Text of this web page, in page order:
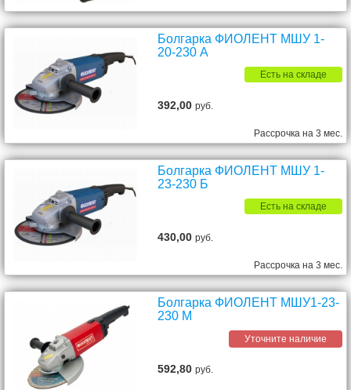
Болгарка ФИОЛЕНТ МШУ 1-
20-230 А
Есть на складе
392,00руб.
Рассрочка на 3 мес.
Болгарка ФИОЛЕНТ МШУ 1-
23-230 Б
Есть на складе
430,00руб.
Рассрочка на 3 мес.
Болгарка ФИОЛЕНТ МШУ1-23-
230 М
Уточните наличие
592,80руб.